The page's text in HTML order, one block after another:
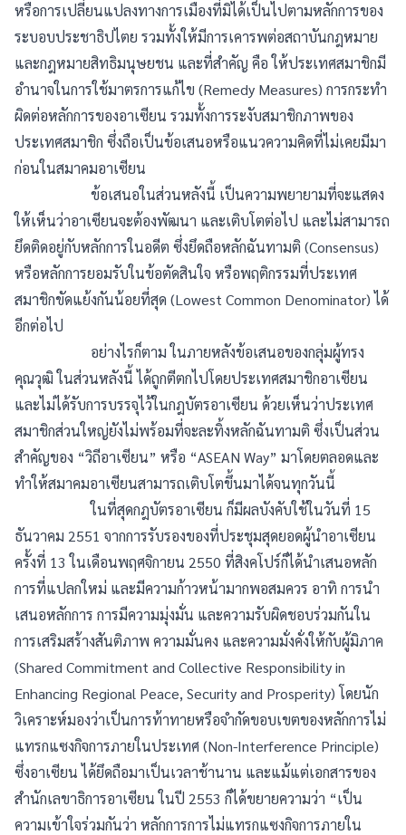
หรือการเปลี่ยนแปลงทางการเมืองที่มิได้เป็นไปตามหลักการของ
ระบอบประชาธิปไตย รวมทั้งให้มีการเคารพต่อสถาบันกฎหมาย
และกฎหมายสิทธิมนุษยชน และที่สำคัญ คือ ให้ประเทศสมาชิกมี
อำนาจในการใช้มาตรการแก้ไข (Remedy Measures) การกระทำ
ผิดต่อหลักการของอาเซียน รวมทั้งการระงับสมาชิกภาพของ
ประเทศสมาชิก ซึ่งถือเป็นข้อเสนอหรือแนวความคิดที่ไม่เคยมีมา
ก่อนในสมาคมอาเซียน
ข้อเสนอในส่วนหลังนี้ เป็นความพยายามที่จะแสดง
ให้เห็นว่าอาเซียนจะต้องพัฒนา และเติบโตต่อไป และไม่สามารถ
ยึดติดอยู่กับหลักการในอดีต ซึ่งยึดถือหลักฉันทามติ (Consensus)
หรือหลักการยอมรับในข้อตัดสินใจ หรือพฤติกรรมที่ประเทศ
สมาชิกขัดแย้งกันน้อยที่สุด (Lowest Common Denominator) ได้
อีกต่อไป
อย่างไรก็ตาม ในภายหลังข้อเสนอของกลุ่มผู้ทรง
คุณวุฒิ ในส่วนหลังนี้ ได้ถูกตีตกไปโดยประเทศสมาชิกอาเซียน
และไม่ได้รับการบรรจุไว้ในกฎบัตรอาเซียน ด้วยเห็นว่าประเทศ
สมาชิกส่วนใหญ่ยังไม่พร้อมที่จะละทิ้งหลักฉันทามติ ซึ่งเป็นส่วน
สำคัญของ “วิถีอาเซียน” หรือ “ASEAN Way” มาโดยตลอดและ
ทำให้สมาคมอาเซียนสามารถเติบโตขึ้นมาได้จนทุกวันนี้
ในที่สุดกฎบัตรอาเซียน ก็มีผลบังคับใช้ในวันที่ 15
ธันวาคม 2551 จากการรับรองของที่ประชุมสุดยอดผู้นำอาเซียน
ครั้งที่ 13 ในเดือนพฤศจิกายน 2550 ที่สิงคโปร์ก็ได้นำเสนอหลัก
การที่แปลกใหม่ และมีความก้าวหน้ามากพอสมควร อาทิ การนำ
เสนอหลักการ การมีความมุ่งมั่น และความรับผิดชอบร่วมกันใน
การเสริมสร้างสันติภาพ ความมั่นคง และความมั่งคั่งให้กับผู้มิภาค
(Shared Commitment and Collective Responsibility in
Enhancing Regional Peace, Security and Prosperity) โดยนัก
วิเคราะห์มองว่าเป็นการท้าทายหรือจำกัดขอบเขตของหลักการไม่
แทรกแซงกิจการภายในประเทศ (Non-Interference Principle)
ซึ่งอาเซียน ได้ยึดถือมาเป็นเวลาช้านาน และแม้แต่เอกสารของ
สำนักเลขาธิการอาเซียน ในปี 2553 ก็ได้ขยายความว่า “เป็น
ความเข้าใจร่วมกันว่า หลักการการไม่แทรกแซงกิจการภายใน